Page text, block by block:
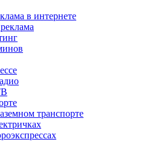
в интернете
транспорте